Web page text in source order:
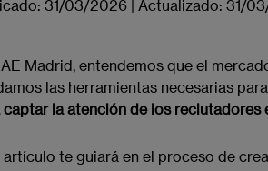
31/03/2026 | Actualizado: 31/
Madrid, entendemos que el
las herramientas necesarias
captar la atención de los
artículo te guiará en el proceso de